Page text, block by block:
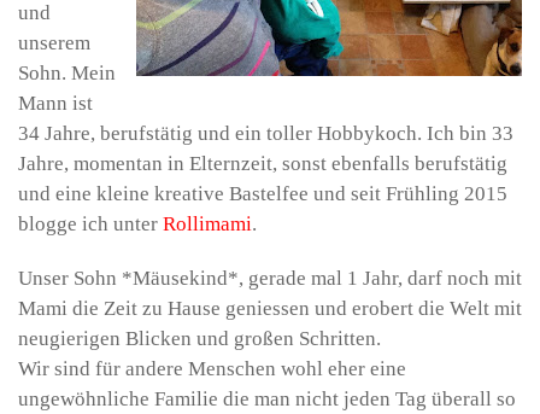
und
unserem
Sohn. Mein
Mann ist
34 Jahre, berufstätig und ein toller Hobbykoch. Ich bin 33
Jahre, momentan in Elternzeit, sonst ebenfalls berufstätig
und eine kleine kreative Bastelfee und seit Frühling 2015
blogge ich unter Rollimami.
Unser Sohn *Mäusekind*, gerade mal 1 Jahr, darf noch mit
Mami die Zeit zu Hause geniessen und erobert die Welt mit
neugierigen Blicken und großen Schritten.
Wir sind für andere Menschen wohl eher eine
ungewöhnliche Familie die man nicht jeden Tag überall so